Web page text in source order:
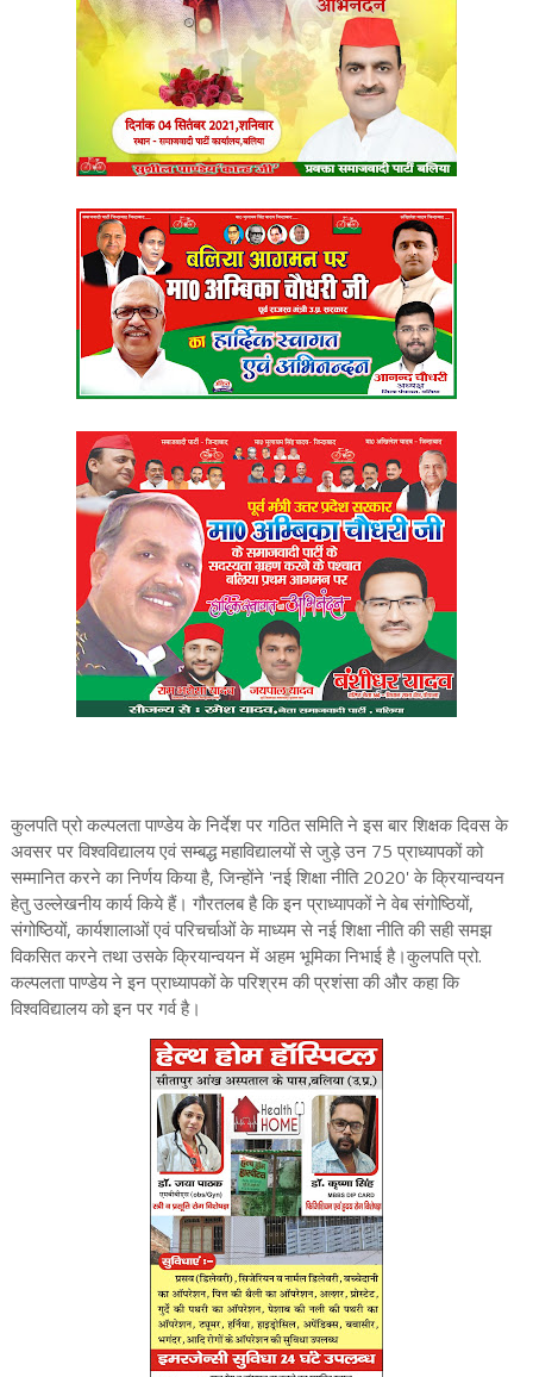
कुलपति प्रो कल्पलता पाण्डेय के निर्देश पर गठित समिति ने इस बार शिक्षक दिवस के
अवसर पर विश्वविद्यालय एवं सम्बद्ध महाविद्यालयों से जुड़े उन 75 प्राध्यापकों को
सम्मानित करने का निर्णय किया है, जिन्होंने 'नई शिक्षा नीति 2020' के क्रियान्वयन
हेतु उल्लेखनीय कार्य किये हैं। गौरतलब है कि इन प्राध्यापकों ने वेब संगोष्ठियों,
संगोष्ठियों, कार्यशालाओं एवं परिचर्चाओं के माध्यम से नई शिक्षा नीति की सही समझ
विकसित करने तथा उसके क्रियान्वयन में अहम भूमिका निभाई है।कुलपति प्रो.
कल्पलता पाण्डेय ने इन प्राध्यापकों के परिश्रम की प्रशंसा की और कहा कि
विश्वविद्यालय को इन पर गर्व है।